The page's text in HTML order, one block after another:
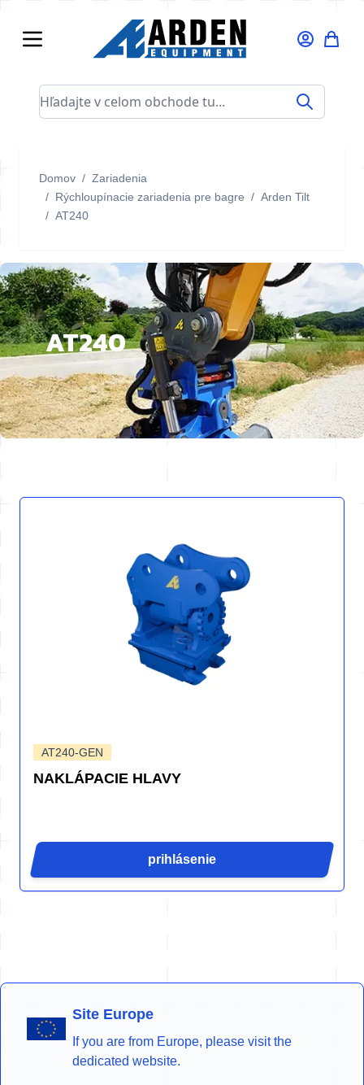
Hľadajte v celom obchode tu...
Domov / Zariadenia
/ Rýchloupínacie zariadenia pre bagre / Arden Tilt
/ AT240
AT240
AT240-GEN
NAKLÁPACIE HLAVY
prihlásenie
Site Europe
If you are from Europe, please visit the
dedicated website.